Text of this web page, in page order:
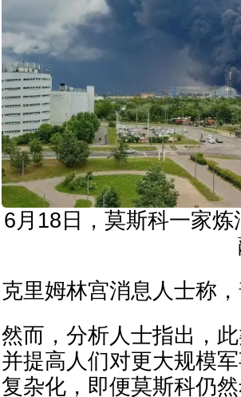
6月18日，莫斯科一家
克里姆林宫消息人士称
然而，分析人士指出，
并提高人们对更大规模
复杂化，即便莫斯科仍